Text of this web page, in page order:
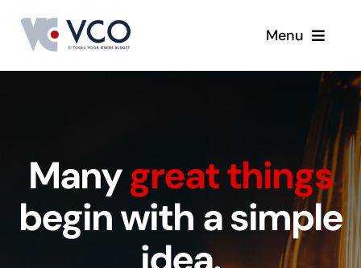
Menu
Let’s Talk
Manygreat things
begin with a simple